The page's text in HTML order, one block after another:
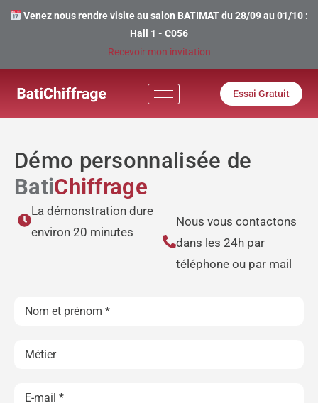
Venez nous rendre visite au salon BATIMAT du 28/09 au 01/10 :
Hall 1 - C056
Recevoir mon invitation
Essai Gratuit
Démo personnalisée de
BatiChiffrage
La démonstration dure
environ 20 minutes
Nous vous contactons
dans les 24h par
téléphone ou par mail